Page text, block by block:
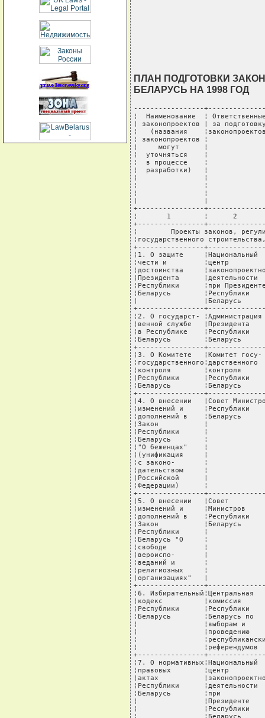
ПЛАН ПОДГОТОВКИ
БЕЛАРУСЬ НА 1998 ГОД
-----------------+---------------+---------------+-------------
¦  Наименование  ¦ Ответственные ¦Срок подготовки¦      Срок       ¦
¦ законопроектов ¦ за подготовку ¦законопроектов ¦ представления   ¦
¦   (названия    ¦законопроектов ¦               ¦ законопроектов  ¦
¦ законопроектов ¦               ¦               ¦субъектами права ¦
¦     могут      ¦               ¦               ¦ законодательной ¦
¦  уточняться    ¦               ¦               ¦  инициативы в   ¦
¦  в процессе    ¦               ¦               ¦      Палату     ¦
¦  разработки)   ¦               ¦               ¦ представителей  ¦
¦                ¦               ¦               ¦  Национального  ¦
¦                ¦               ¦               ¦    собрания     ¦
¦                ¦               ¦               ¦   Республики    ¦
¦                ¦               ¦               ¦    Беларусь     ¦
+----------------+---------------+---------------+-----------------+
¦       1        ¦      2        ¦       3       ¦        4        ¦
+----------------+---------------+---------------+-----------------+
¦        Проекты законов, регулирующих отношения в области         ¦
¦государственного строительства, правосудия и охраны правопорядка  ¦
+----------------+---------------+---------------+-----------------+
¦1. О защите     ¦Национальный   ¦январь         ¦март             ¦
¦чести и         ¦центр          ¦               ¦                 ¦
¦достоинства     ¦законопроектной¦               ¦                 ¦
¦Президента      ¦деятельности   ¦               ¦                 ¦
¦Республики      ¦при Президенте ¦               ¦                 ¦
¦Беларусь        ¦Республики     ¦               ¦                 ¦
¦                ¦Беларусь       ¦               ¦                 ¦
+----------------+---------------+---------------+-----------------+
¦2. О государст- ¦Администрация  ¦февраль        ¦апрель           ¦
¦венной службе   ¦Президента     ¦               ¦                 ¦
¦в Республике    ¦Республики     ¦               ¦                 ¦
¦Беларусь        ¦Беларусь       ¦               ¦                 ¦
+----------------+---------------+---------------+-----------------+
¦3. О Комитете   ¦Комитет госу-  ¦март           ¦май              ¦
¦государственного¦дарственного   ¦               ¦                 ¦
¦контроля        ¦контроля       ¦               ¦                 ¦
¦Республики      ¦Республики     ¦               ¦                 ¦
¦Беларусь        ¦Беларусь       ¦               ¦                 ¦
+----------------+---------------+---------------+-----------------+
¦4. О внесении   ¦Совет Министров¦март           ¦май              ¦
¦изменений и     ¦Республики     ¦               ¦                 ¦
¦дополнений в    ¦Беларусь       ¦               ¦                 ¦
¦Закон           ¦               ¦               ¦                 ¦
¦Республики      ¦               ¦               ¦                 ¦
¦Беларусь        ¦               ¦               ¦                 ¦
¦"О беженцах"    ¦               ¦               ¦                 ¦
¦(унификация     ¦               ¦               ¦                 ¦
¦с законо-       ¦               ¦               ¦                 ¦
¦дательством     ¦               ¦               ¦                 ¦
¦Российской      ¦               ¦               ¦                 ¦
¦Федерации)      ¦               ¦               ¦                 ¦
+----------------+---------------+---------------+-----------------+
¦5. О внесении   ¦Совет          ¦май            ¦июль             ¦
¦изменений и     ¦Министров      ¦               ¦                 ¦
¦дополнений в    ¦Республики     ¦               ¦                 ¦
¦Закон           ¦Беларусь       ¦               ¦                 ¦
¦Республики      ¦               ¦               ¦                 ¦
¦Беларусь "О     ¦               ¦               ¦                 ¦
¦свободе         ¦               ¦               ¦                 ¦
¦вероиспо-       ¦               ¦               ¦                 ¦
¦веданий и       ¦               ¦               ¦                 ¦
¦религиозных     ¦               ¦               ¦                 ¦
¦организациях"   ¦               ¦               ¦                 ¦
+----------------+---------------+---------------+-----------------+
¦6. Избирательный¦Центральная    ¦июнь           ¦август           ¦
¦кодекс          ¦комиссия       ¦               ¦                 ¦
¦Республики      ¦Республики     ¦               ¦                 ¦
¦Беларусь        ¦Беларусь по    ¦               ¦                 ¦
¦                ¦выборам и      ¦               ¦                 ¦
¦                ¦проведению     ¦               ¦                 ¦
¦                ¦республиканских¦               ¦